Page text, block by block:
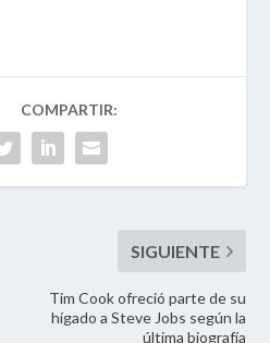
Tim Cook ofreció parte de su
hígado a Steve Jobs según la
última biografía